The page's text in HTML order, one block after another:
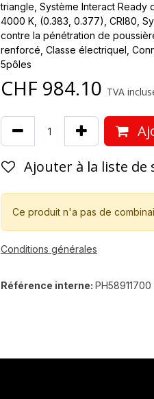
triangle, Système Interact Ready
4000 K, (0.383, 0.377), CRI80,
contre la pénétration de
renforcé, Classe électriqueI,
5pôles
CHF 984.10 TVA
Ajouter à la liste de
Ce produit n'a pas de
Conditions générales
Référence interne: PH58911700